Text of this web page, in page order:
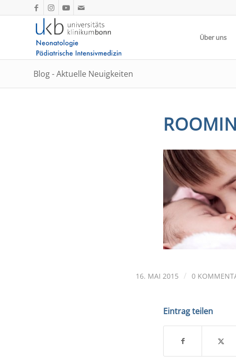
Über uns
Blog - Aktuelle Neuigkeiten
16. MAI 2015 / 0
Eintrag teilen